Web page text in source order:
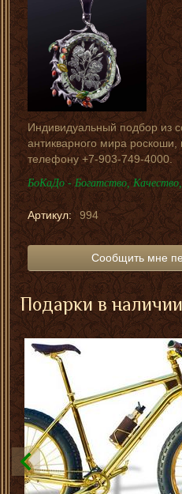
Индивидуальный подбор из
антикварного мира
телефону +7-903-749-4000.
БоКаДо - Богатство,
Артикул: 994
Сообщить мне
Подарки в наличии